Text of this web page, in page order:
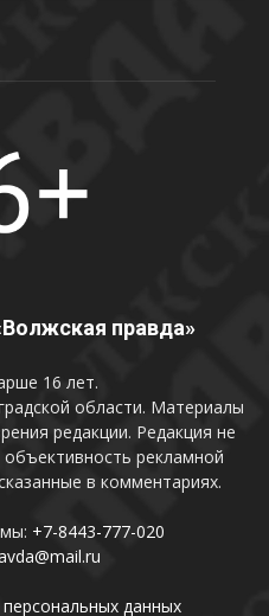
правда»
16 лет.
области. Материалы
редакции. Редакция не
рекламной
в комментариях.
+7-8443-777-020
данных